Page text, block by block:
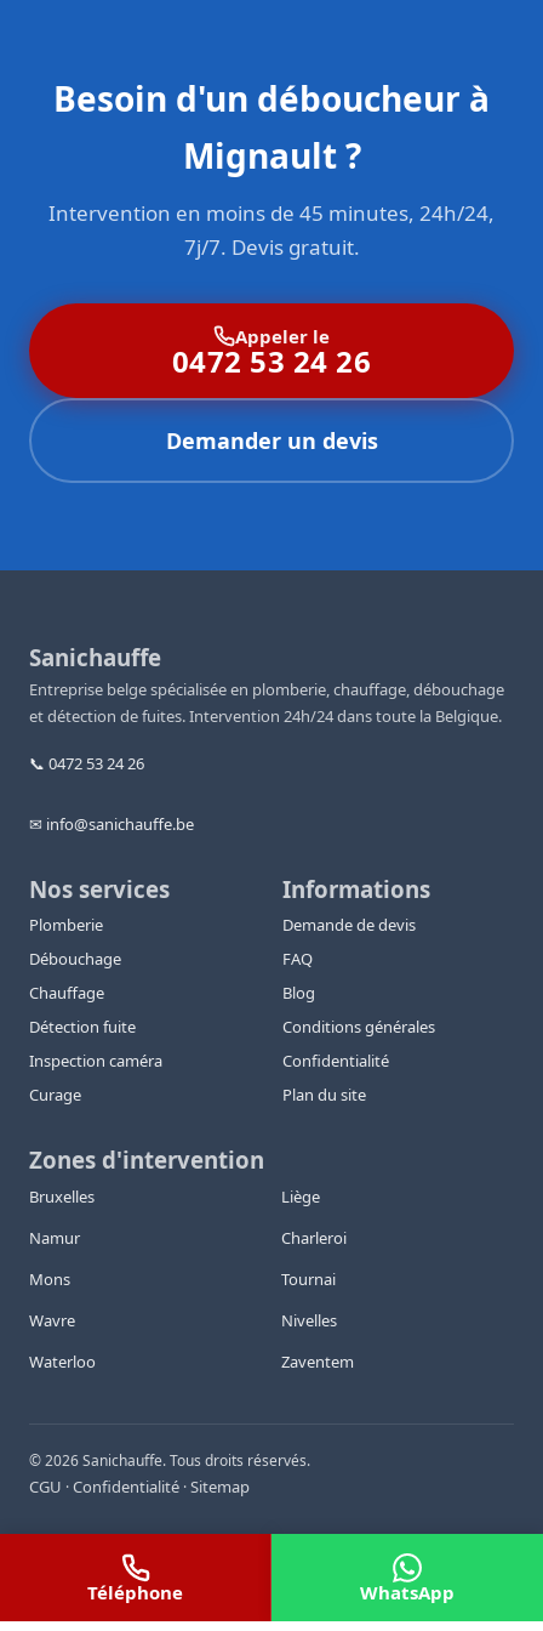
Besoin d'un déboucheur à
Mignault ?
Intervention en moins de 45 minutes, 24h/24,
7j/7. Devis gratuit.
Appeler le
0472 53 24 26
Demander un devis
Sanichauffe
Entreprise belge spécialisée en plomberie, chauffage, débouchage
et détection de fuites. Intervention 24h/24 dans toute la Belgique.
📞 0472 53 24 26
✉ info@sanichauffe.be
Nos services
Plomberie
Débouchage
Chauffage
Détection fuite
Inspection caméra
Curage
Informations
Demande de devis
FAQ
Blog
Conditions générales
Confidentialité
Plan du site
Zones d'intervention
Bruxelles
Liège
Namur
Charleroi
Mons
Tournai
Wavre
Nivelles
Waterloo
Zaventem
©2026Sanichauffe. Tous droits réservés.
CGU ·Confidentialité ·Sitemap